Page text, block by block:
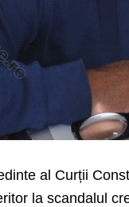
al Curții
la scandalul